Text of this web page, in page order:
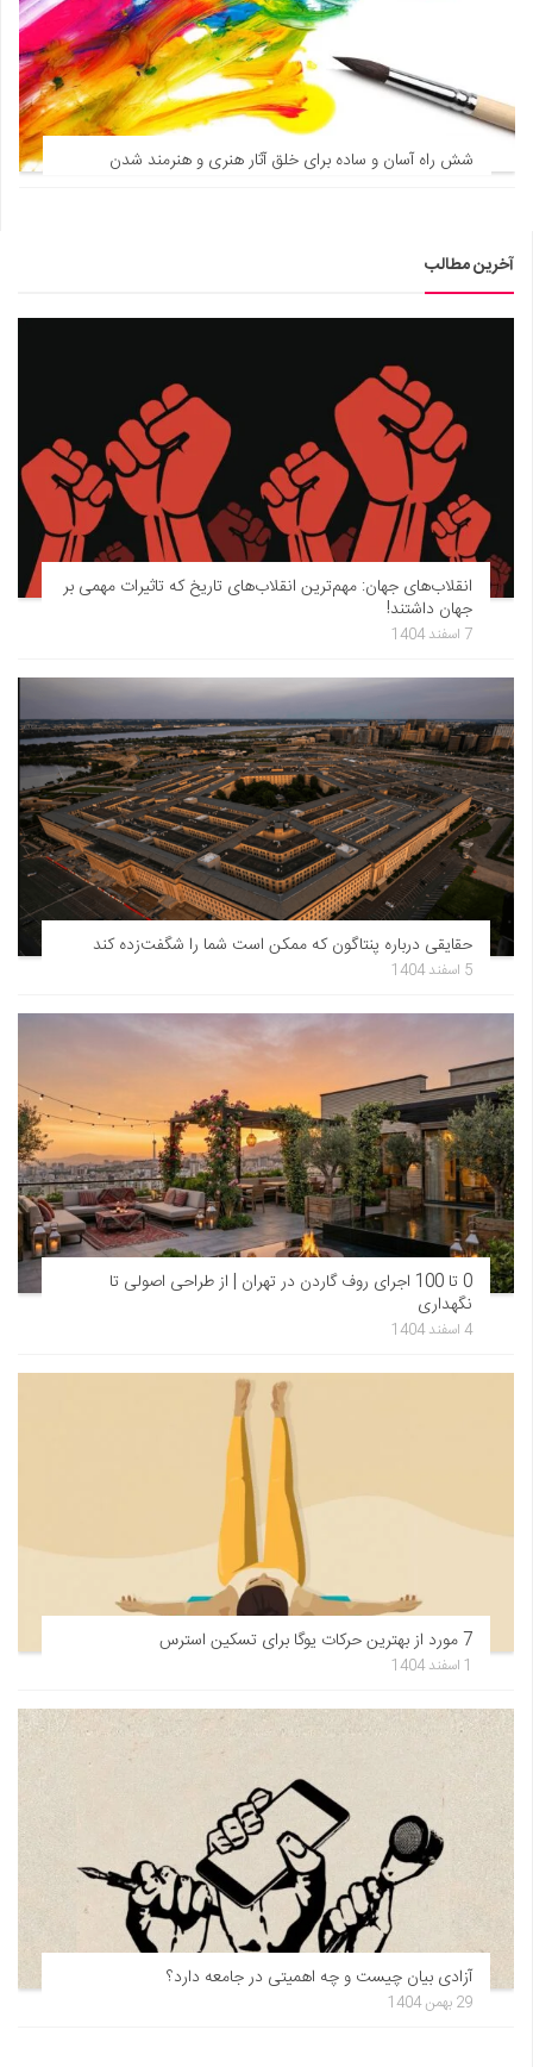
شش راه آسان و ساده برای خلق آثار هنری و هنرمند شدن
آخرین مطالب
انقلاب‌های جهان: مهم‌ترین انقلاب‌های تاریخ که تاثیرات مهمی بر
جهان داشتند!
7 اسفند 1404
حقایقی درباره پنتاگون که ممکن است شما را شگفت‌زده کند
5 اسفند 1404
0 تا 100 اجرای روف گاردن در تهران | از طراحی اصولی تا
نگهداری
4 اسفند 1404
7 مورد از بهترین حرکات یوگا برای تسکین استرس
1 اسفند 1404
آزادی بیان چیست و چه اهمیتی در جامعه دارد؟
29 بهمن 1404